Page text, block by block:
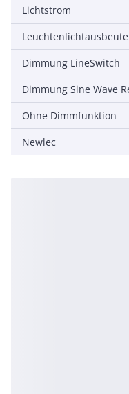
Lichtstrom
Leuchtenlichtausbeute
Dimmung LineSwitch
Ohne Dimmfunktion
Newlec